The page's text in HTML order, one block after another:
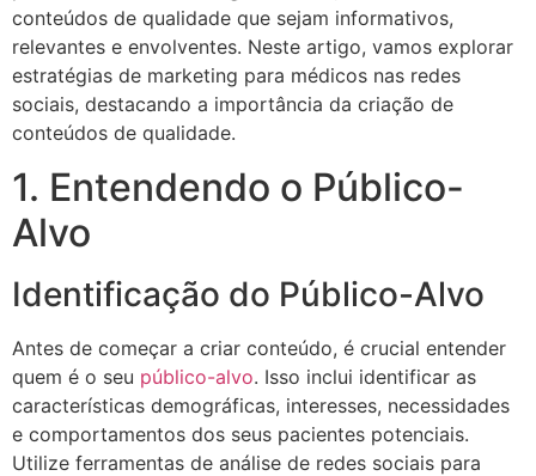
conteúdos de qualidade que sejam informativos,
relevantes e envolventes. Neste artigo, vamos explorar
estratégias de marketing para médicos nas redes
sociais, destacando a importância da criação de
conteúdos de qualidade.
1. Entendendo o Público-
Alvo
Identificação do Público-Alvo
Antes de começar a criar conteúdo, é crucial entender
quem é o seu público-alvo. Isso inclui identificar as
características demográficas, interesses, necessidades
e comportamentos dos seus pacientes potenciais.
Utilize ferramentas de análise de redes sociais para